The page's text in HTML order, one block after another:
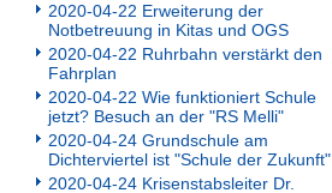
2020-04-22 Erweiterung der
Notbetreuung in Kitas und OGS
2020-04-22 Ruhrbahn verstärkt den
Fahrplan
2020-04-22 Wie funktioniert Schule
jetzt? Besuch an der "RS Melli"
2020-04-24 Grundschule am
Dichterviertel ist "Schule der Zukunft"
2020-04-24 Krisenstabsleiter Dr.